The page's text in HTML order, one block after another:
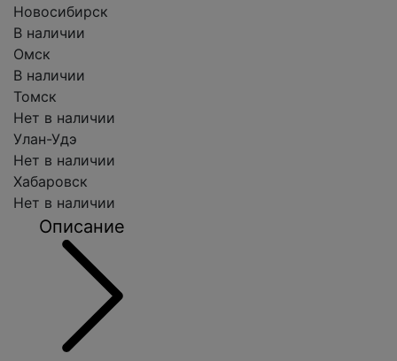
Новосибирск
В наличии
Омск
В наличии
Томск
Нет в наличии
Улан-Удэ
Нет в наличии
Хабаровск
Нет в наличии
Описание